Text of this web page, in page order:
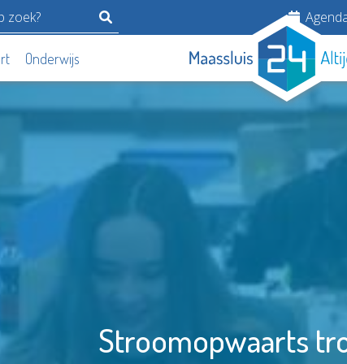
Onderwijs
Stroomopwaarts